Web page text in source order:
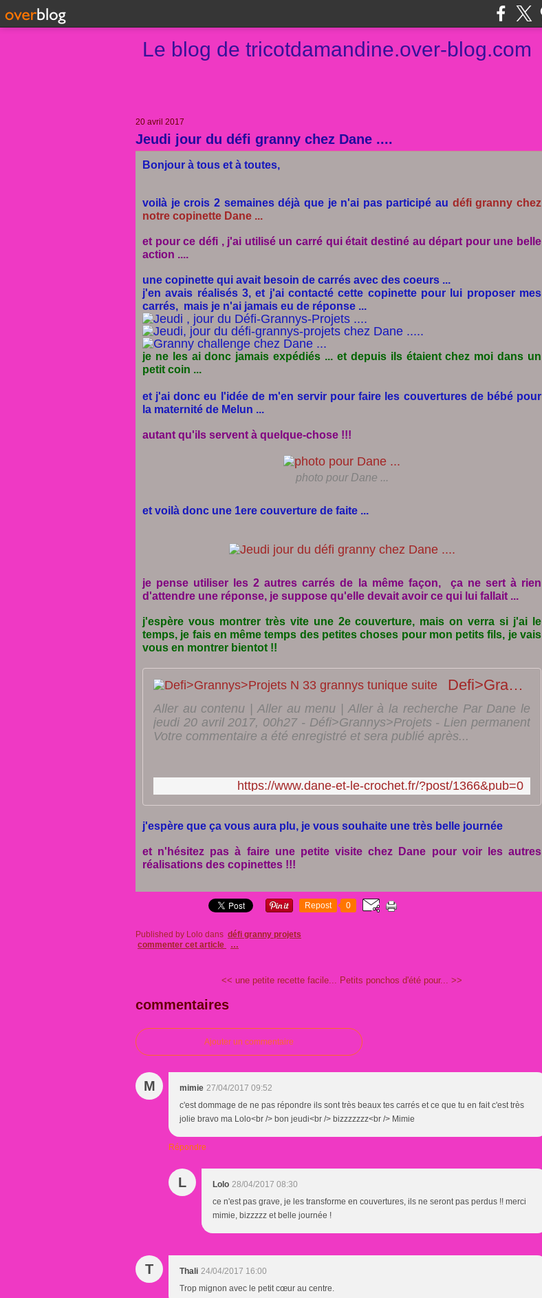
Le blog de tricotdamandine.over-blog.com
20 avril 2017
Jeudi jour du défi granny chez Dane ....
Bonjour à tous et à toutes,
voilà je crois 2 semaines déjà que je n'ai pas participé au défi granny chez
notre copinette Dane ...
et pour ce défi , j'ai utilisé un carré qui était destiné au départ pour une belle
action ....
une copinette qui avait besoin de carrés avec des coeurs ...
j'en avais réalisés 3, et j'ai contacté cette copinette pour lui proposer mes
carrés, mais je n'ai jamais eu de réponse ...
je ne les ai donc jamais expédiés ... et depuis ils étaient chez moi dans un
petit coin ...
et j'ai donc eu l'idée de m'en servir pour faire les couvertures de bébé pour
la maternité de Melun ...
autant qu'ils servent à quelque-chose !!!
photo pour Dane ...
et voilà donc une 1ere couverture de faite ...
je pense utiliser les 2 autres carrés de la même façon, ça ne sert à rien
d'attendre une réponse, je suppose qu'elle devait avoir ce qui lui fallait ...
j'espère vous montrer très vite une 2e couverture, mais on verra si j'ai le
temps, je fais en même temps des petites choses pour mon petits fils, je vais
vous en montrer bientot !!
Defi>Grannys>Projets N 33 grannys tunique suite
Aller au contenu | Aller au menu | Aller à la recherche Par Dane le
jeudi 20 avril 2017, 00h27 - Défi>Grannys>Projets - Lien permanent
Votre commentaire a été enregistré et sera publié après...
https://www.dane-et-le-crochet.fr/?post/1366&pub=0
j'espère que ça vous aura plu, je vous souhaite une très belle journée
et n'hésitez pas à faire une petite visite chez Dane pour voir les autres
réalisations des copinettes !!!
Repost 0
Published by Lolo dans défi granny projets
commenter cet article
…
<< une petite recette facile... Petits ponchos d'été pour... >>
commentaires
Ajouter un commentaire
M mimie 27/04/2017 09:52
c'est dommage de ne pas répondre ils sont très beaux tes carrés et ce que tu en fait c'est très
jolie bravo ma Lolo<br /> bon jeudi<br /> bizzzzzzz<br /> Mimie
Répondre
L Lolo 28/04/2017 08:30
ce n'est pas grave, je les transforme en couvertures, ils ne seront pas perdus !! merci
mimie, bizzzzz et belle journée !
T Thali 24/04/2017 16:00
Trop mignon avec le petit cœur au centre.